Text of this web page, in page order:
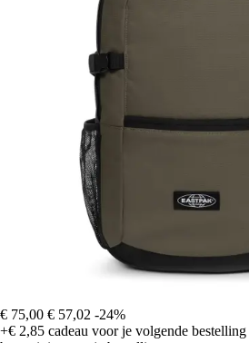
€ 75,00 € 57,02 -24%
+€ 2,85 cadeau voor je volgende bestelling